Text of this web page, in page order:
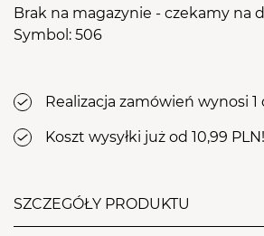
Brak na magazynie - czekamy na
Symbol: 506
Realizacja zamówień wynosi
Koszt wysyłki już od 10,99 PLN!
SZCZEGÓŁY PRODUKTU